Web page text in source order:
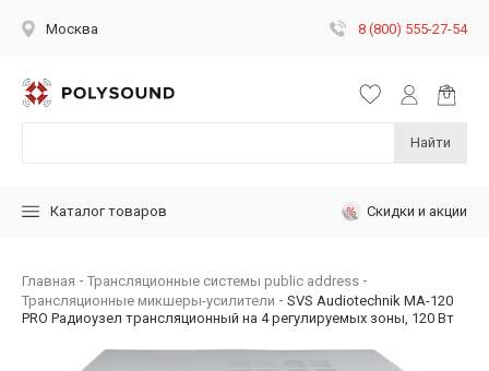
Москва 8 (800) 555-27-54
Найти
Каталог товаров Скидки и акции
Главная
Трансляционные системы public address
Трансляционные микшеры-усилители
SVS Audiotechnik MA-120
PRO Радиоузел трансляционный на 4 регулируемых зоны, 120 Вт